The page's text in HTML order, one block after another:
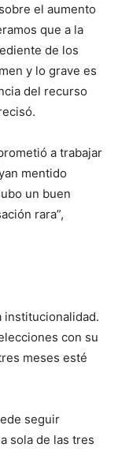
el aumento
que a la
de los
y lo grave es
del recurso
a trabajar
mentido
un buen
rara”,
institucionalidad.
con su
meses esté
seguir
sola de las tres